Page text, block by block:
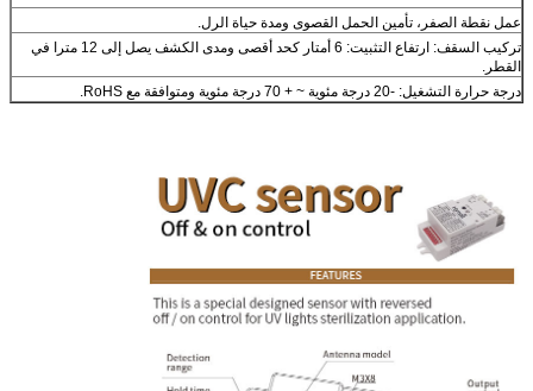
عمل نقطة الصفر، تأمين الحمل القصوى ومدة حياة الرل.
تركيب السقف: ارتفاع التثبيت: 6 أمتار كحد أقصى ومدى الكشف يصل إلى 12 مترا في
القطر.
درجة حرارة التشغيل: -20 درجة مئوية ~ + 70 درجة مئوية ومتوافقة مع RoHS.